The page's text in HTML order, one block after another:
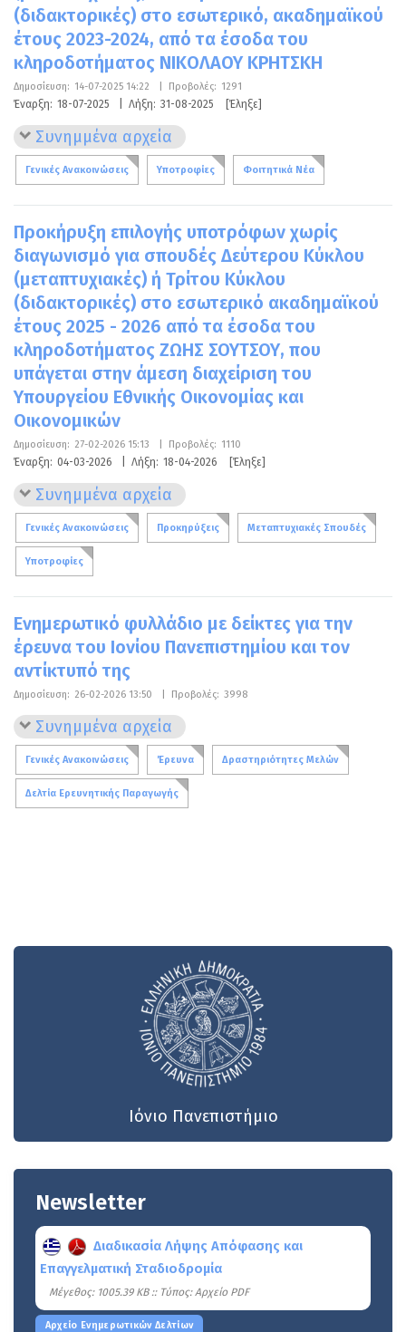
(διδακτορικές) στο εσωτερικό, ακαδημαϊκού
έτους 2023-2024, από τα έσοδα του
κληροδοτήματος ΝΙΚΟΛΑΟΥ ΚΡΗΤΣΚΗ
Δημοσίευση: 14-07-2025 14:22 Προβολές: 1291
Έναρξη: 18-07-2025 Λήξη: 31-08-2025 [Έληξε]
Συνημμένα αρχεία
Γενικές Ανακοινώσεις Υποτροφίες Φοιτητικά Νέα
Προκήρυξη επιλογής υποτρόφων χωρίς
διαγωνισμό για σπουδές Δεύτερου Κύκλου
(μεταπτυχιακές) ή Τρίτου Κύκλου
(διδακτορικές) στο εσωτερικό ακαδημαϊκού
έτους 2025 - 2026 από τα έσοδα του
κληροδοτήματος ΖΩΗΣ ΣΟΥΤΣΟΥ, που
υπάγεται στην άμεση διαχείριση του
Υπουργείου Εθνικής Οικονομίας και
Οικονομικών
Δημοσίευση: 27-02-2026 15:13 Προβολές: 1110
Έναρξη: 04-03-2026 Λήξη: 18-04-2026 [Έληξε]
Συνημμένα αρχεία
Γενικές Ανακοινώσεις Προκηρύξεις Μεταπτυχιακές Σπουδές
Υποτροφίες
Ενημερωτικό φυλλάδιο με δείκτες για την
έρευνα του Ιονίου Πανεπιστημίου και τον
αντίκτυπό της
Δημοσίευση: 26-02-2026 13:50 Προβολές: 3998
Συνημμένα αρχεία
Γενικές Ανακοινώσεις Έρευνα Δραστηριότητες Μελών
Δελτία Ερευνητικής Παραγωγής
Ιόνιο Πανεπιστήμιο
Newsletter
Διαδικασία Λήψης Απόφασης και
Επαγγελματική Σταδιοδρομία
Mέγεθος: 1005.39 KB :: Τύπος: Αρχείο PDF
Αρχείο Ενημερωτικών Δελτίων